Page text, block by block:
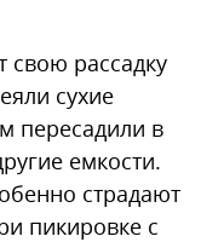
свою рассадку
сухие
пересадили в
емкости.
страдают
пикировке с